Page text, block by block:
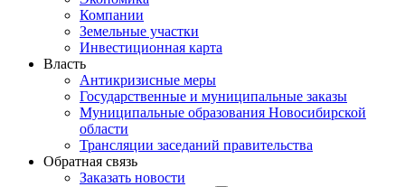
Компании
Земельные участки
Инвестиционная карта
Власть
Антикризисные меры
Государственные и муниципальные заказы
Муниципальные образования Новосибирской
области
Трансляции заседаний правительства
Обратная связь
Заказать новости